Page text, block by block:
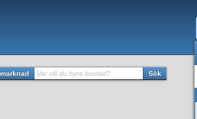
Var vill du hyra bostad? Sök